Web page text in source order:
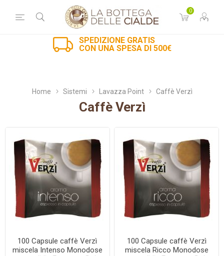
0
SPEDIZIONE GRATIS
CON UNA SPESA DI 500€
Home Sistemi Lavazza Point Caffè Verzì
Caffè Verzì
100 Capsule caffè Verzì
miscela Intenso Monodose
100 Capsule caffè Verzì
miscela Ricco Monodose